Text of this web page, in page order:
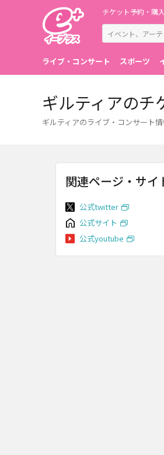
チケット予約・購
ライブ・コンサート スポーツ
ギルティアのチ
ギルティアのライブ・コンサート
関連ページ・サイ
公式twitter
公式サイト
公式youtube